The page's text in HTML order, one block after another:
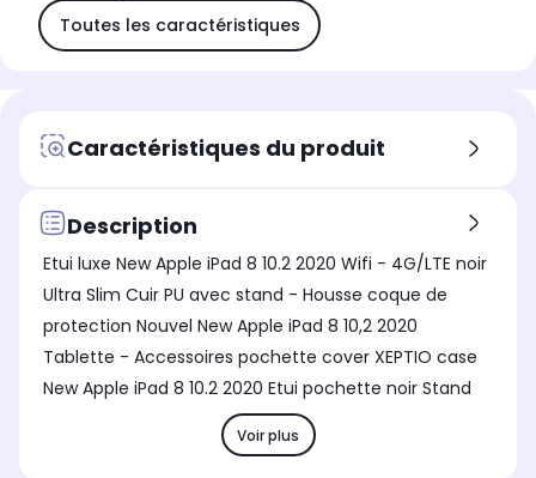
Toutes les caractéristiques
Caractéristiques du produit
Description
Etui luxe New Apple iPad 8 10.2 2020 Wifi - 4G/LTE noir
Ultra Slim Cuir PU avec stand - Housse coque de
protection Nouvel New Apple iPad 8 10,2 2020
Tablette - Accessoires pochette cover XEPTIO case
New Apple iPad 8 10.2 2020 Etui pochette noir Stand
Voir plus